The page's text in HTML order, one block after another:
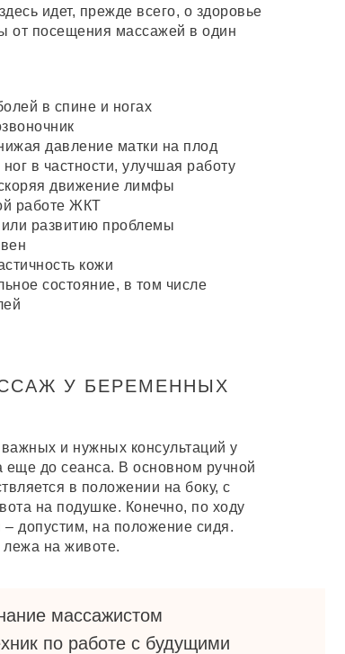
У БЕРЕМЕННЫХ
идет, прежде всего, о здоровье
от посещения массажей в один
и нужных консультаций у
еще до сеанса. В основном ручной
в положении на боку, с
на подушке. Конечно, по ходу
допустим, на положение сидя.
лежа на животе.
массажистом
по работе с будущими
в спине и ногах
давление матки на плод
в частности, улучшая работу
движение лимфы
работе ЖКТ
развитию проблемы
кожи
состояние, в том числе